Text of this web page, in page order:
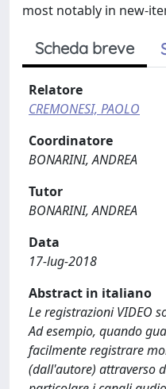
most notably in new-
Scheda breve
Relatore
CREMONESI, PAOLO
Coordinatore
BONARINI, ANDREA
Tutor
BONARINI, ANDREA
Data
17-lug-2018
Abstract in italiano
Le registrazioni VIDEO
Ad esempio, quando
facilmente registrare
(dall'autore) attraverso